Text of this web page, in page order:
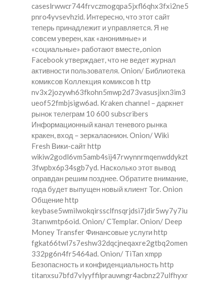
caseslrwwcr744frvczmogqpa5jxfl6qhx3fxi2ne5
pnro4yvsevhzid. Интересно, что этот сайт
теперь принадлежит и управляется. Я не
совсем уверен, как «анонимные» и
«социальные» работают вместе,.onion
Facebook утверждает, что не ведет журнал
активности пользователя. Onion/ Библиотека
комиксов Коллекция комиксов h ttp
nv3x2jozywh63fkohn5mwp2d73vasusjixn3im3
ueof52fmbjsigw6ad. Kraken channel – даркнет
рынок телеграм 10 600 subscribers
Информационный канал теневого рынка
кракен, вход – зеркалаонион. Onion/ Wiki
Fresh Вики-сайт http
wikiw2godl6vm5amb4sij47rwynnrmqenwddykzt
3fwpbx6p34sgb7yd. Насколько этот вывод
оправдан решим позднее. Обратите внимание,
года будет выпущен новый клиент Tor. Onion
Общение http
keybase5wmilwokqirssclfnsqrjdsi7jdir5wy7y7iu
3tanwmtp6oid. Onion/ CTemplar. Onion/ Deep
Money Transfer Финансовые услуги http
fgkat66twl7s7eshw32dqcjneqaxre2gtbq2omen
332pg6n4fr5464ad. Onion/ TiTan xmpp
Безопасность и конфиденциальность http
titanxsu7bfd7vlyyffilprauwngr4acbnz27ulfhyxr